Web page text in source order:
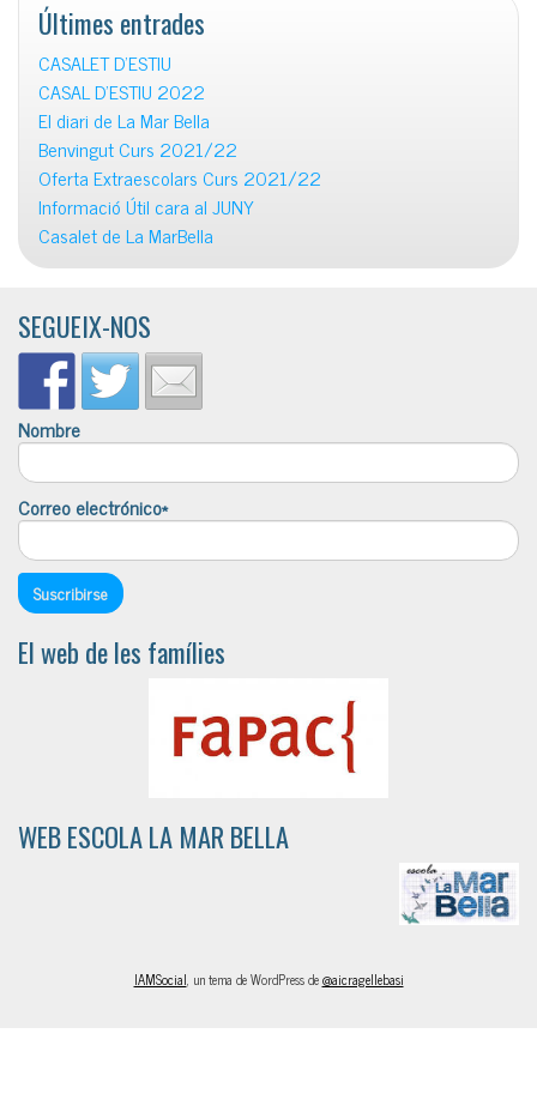
Últimes entrades
CASALET D’ESTIU
CASAL D’ESTIU 2022
El diari de La Mar Bella
Benvingut Curs 2021/22
Oferta Extraescolars Curs 2021/22
Informació Útil cara al JUNY
Casalet de La MarBella
SEGUEIX-NOS
Nombre
Correo electrónico*
El web de les famílies
WEB ESCOLA LA MAR BELLA
IAMSocial, un tema de WordPress de@aicragellebasi